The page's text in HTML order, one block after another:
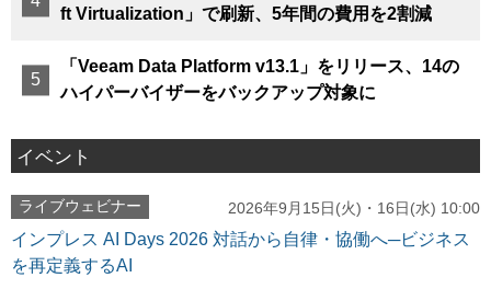
ft Virtualization」で刷新、5年間の費用を2割減
「Veeam Data Platform v13.1」をリリース、14の
ハイパーバイザーをバックアップ対象に
イベント
ライブウェビナー 2026年9月15日(火)・16日(水) 10:00
インプレス AI Days 2026 対話から自律・協働へ─ビジネス
を再定義するAI